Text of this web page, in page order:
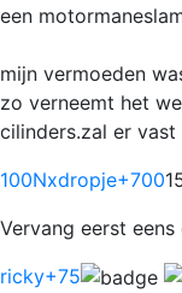
een
mijn vermoeden
zo verneemt het
cilinders.zal er
100Nxdropje+700
Vervang eerst
ricky+75